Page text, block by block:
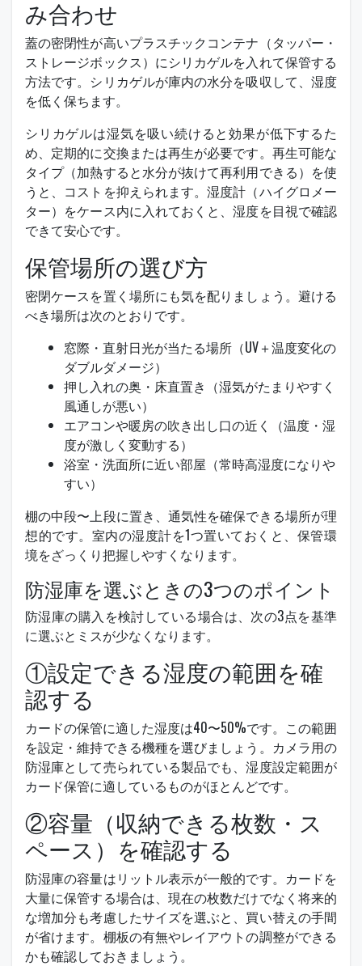
み合わせ
蓋の密閉性が高いプラスチックコンテナ（タッパー・
ストレージボックス）にシリカゲルを入れて保管する
方法です。シリカゲルが庫内の水分を吸収して、湿度
を低く保ちます。
シリカゲルは湿気を吸い続けると効果が低下するた
め、定期的に交換または再生が必要です。再生可能な
タイプ（加熱すると水分が抜けて再利用できる）を使
うと、コストを抑えられます。湿度計（ハイグロメー
ター）をケース内に入れておくと、湿度を目視で確認
できて安心です。
保管場所の選び方
密閉ケースを置く場所にも気を配りましょう。避ける
べき場所は次のとおりです。
窓際・直射日光が当たる場所（UV＋温度変化の
ダブルダメージ）
押し入れの奥・床直置き（湿気がたまりやすく
風通しが悪い）
エアコンや暖房の吹き出し口の近く（温度・湿
度が激しく変動する）
浴室・洗面所に近い部屋（常時高湿度になりや
すい）
棚の中段〜上段に置き、通気性を確保できる場所が理
想的です。室内の湿度計を1つ置いておくと、保管環
境をざっくり把握しやすくなります。
防湿庫を選ぶときの3つのポイント
防湿庫の購入を検討している場合は、次の3点を基準
に選ぶとミスが少なくなります。
①設定できる湿度の範囲を確
認する
カードの保管に適した湿度は40〜50%です。この範囲
を設定・維持できる機種を選びましょう。カメラ用の
防湿庫として売られている製品でも、湿度設定範囲が
カード保管に適しているものがほとんどです。
②容量（収納できる枚数・ス
ペース）を確認する
防湿庫の容量はリットル表示が一般的です。カードを
大量に保管する場合は、現在の枚数だけでなく将来的
な増加分も考慮したサイズを選ぶと、買い替えの手間
が省けます。棚板の有無やレイアウトの調整ができる
かも確認しておきましょう。